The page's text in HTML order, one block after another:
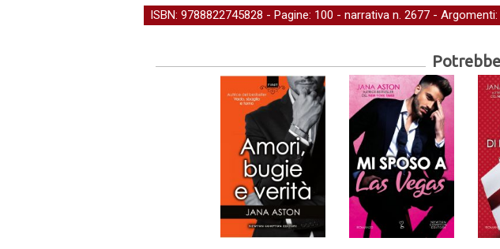
ISBN: 9788822745828 - Pagine: 100 - narrativa n. 2677 - Argomenti: